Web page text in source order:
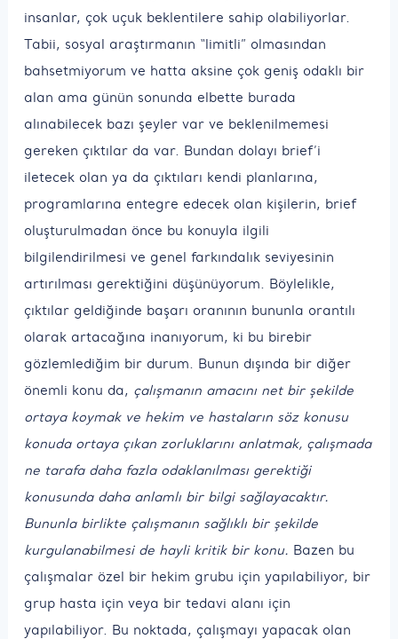
insanlar, çok uçuk beklentilere sahip olabiliyorlar.
Tabii, sosyal araştırmanın “limitli” olmasından
bahsetmiyorum ve hatta aksine çok geniş odaklı bir
alan ama günün sonunda elbette burada
alınabilecek bazı şeyler var ve beklenilmemesi
gereken çıktılar da var. Bundan dolayı brief’i
iletecek olan ya da çıktıları kendi planlarına,
programlarına entegre edecek olan kişilerin, brief
oluşturulmadan önce bu konuyla ilgili
bilgilendirilmesi ve genel farkındalık seviyesinin
artırılması gerektiğini düşünüyorum. Böylelikle,
çıktılar geldiğinde başarı oranının bununla orantılı
olarak artacağına inanıyorum, ki bu birebir
gözlemlediğim bir durum. Bunun dışında bir diğer
önemli konu da, çalışmanın amacını net bir şekilde
ortaya koymak ve hekim ve hastaların söz konusu
konuda ortaya çıkan zorluklarını anlatmak, çalışmada
ne tarafa daha fazla odaklanılması gerektiği
konusunda daha anlamlı bir bilgi sağlayacaktır.
Bununla birlikte çalışmanın sağlıklı bir şekilde
kurgulanabilmesi de hayli kritik bir konu. Bazen bu
çalışmalar özel bir hekim grubu için yapılabiliyor, bir
grup hasta için veya bir tedavi alanı için
yapılabiliyor. Bu noktada, çalışmayı yapacak olan